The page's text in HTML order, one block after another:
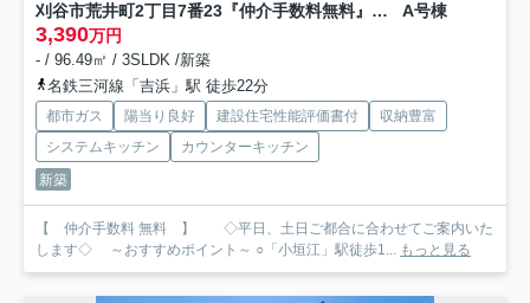
刈谷市荒井町2丁目7番23『仲介手数料無料』新築一戸建て・建売 A号棟
3,390万円
- / 96.49㎡ / 3SLDK /新築
名鉄三河線「吉浜」駅 徒歩22分
都市ガス 陽当り良好 建設住宅性能評価書付
収納豊富
システムキッチン
カウンターキッチン
新築
【 仲介手数料 無料 】 ◇平日、土日ご都合に合わせてご案内いた
します◇ ～おすすめポイント～ ○「小垣江」駅徒歩1... もっと見る